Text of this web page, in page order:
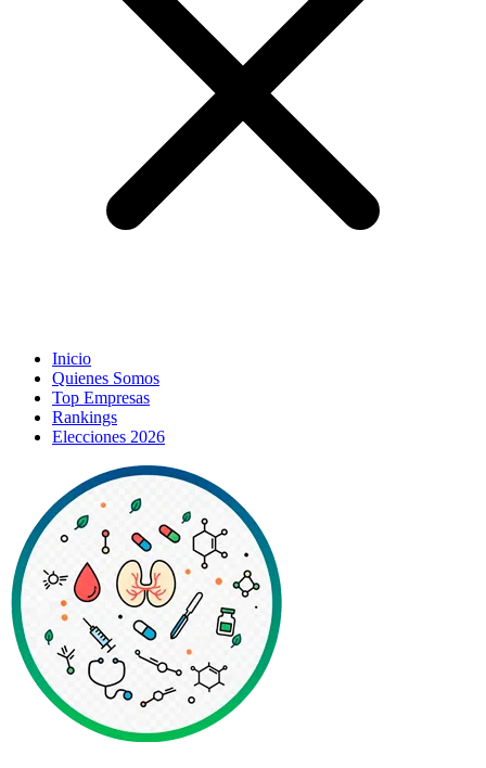
Inicio
Quienes Somos
Top Empresas
Rankings
Elecciones 2026